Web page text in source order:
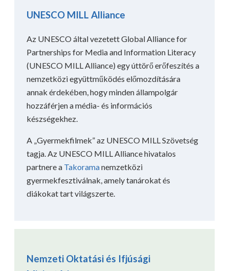
UNESCO MILL Alliance
Az UNESCO által vezetett Global Alliance for
Partnerships for Media and Information Literacy
(UNESCO MILL Alliance) egy úttörő erőfeszítés a
nemzetközi együttműködés előmozdítására
annak érdekében, hogy minden állampolgár
hozzáférjen a média- és információs
készségekhez.
A „Gyermekfilmek” az UNESCO MILL Szövetség
tagja. Az UNESCO MILL Alliance hivatalos
partnere a Takoramanemzetközi
gyermekfesztiválnak, amely tanárokat és
diákokat tart világszerte.
Nemzeti Oktatási és Ifjúsági